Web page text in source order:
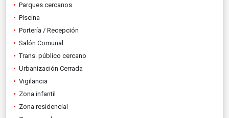
Parques cercanos
Piscina
Portería / Recepción
Salón Comunal
Trans. público cercano
Urbanización Cerrada
Vigilancia
Zona infantil
Zona residencial